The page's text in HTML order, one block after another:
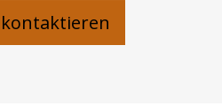
kontaktieren